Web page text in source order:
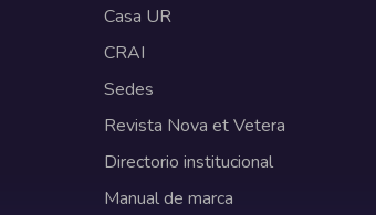
Casa UR
CRAI
Sedes
Revista Nova et Vetera
Directorio institucional
Manual de marca